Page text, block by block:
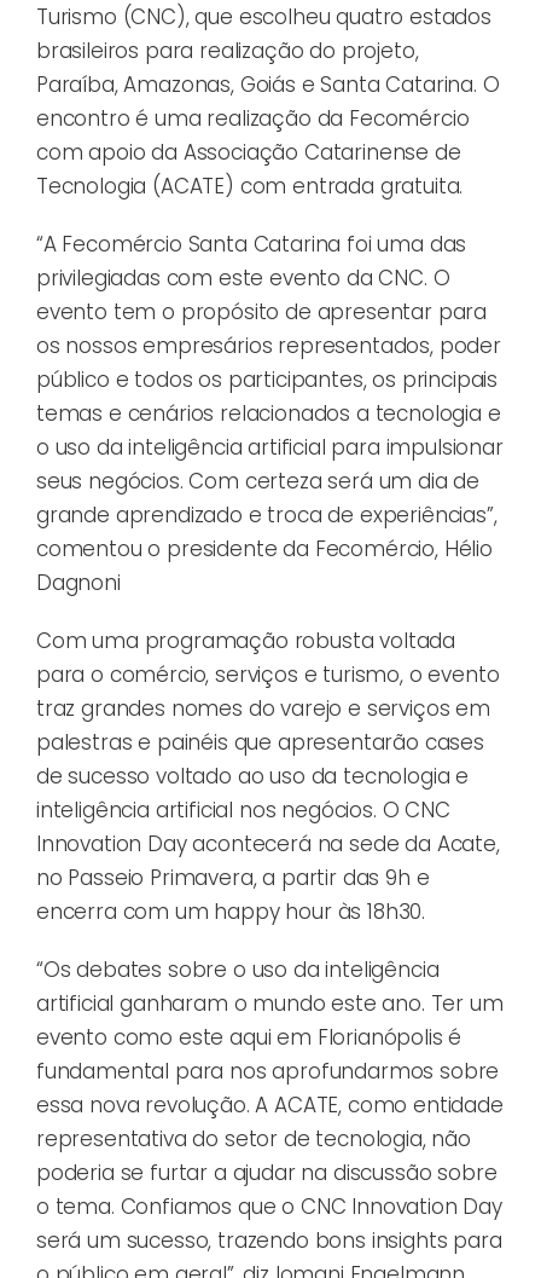
Turismo (CNC), que escolheu quatro estados
brasileiros para realização do projeto,
Paraíba, Amazonas, Goiás e Santa Catarina. O
encontro é uma realização da Fecomércio
com apoio da Associação Catarinense de
Tecnologia (ACATE) com entrada gratuita.
“A Fecomércio Santa Catarina foi uma das
privilegiadas com este evento da CNC. O
evento tem o propósito de apresentar para
os nossos empresários representados, poder
público e todos os participantes, os principais
temas e cenários relacionados a tecnologia e
o uso da inteligência artificial para impulsionar
seus negócios. Com certeza será um dia de
grande aprendizado e troca de experiências”,
comentou o presidente da Fecomércio, Hélio
Dagnoni
Com uma programação robusta voltada
para o comércio, serviços e turismo, o evento
traz grandes nomes do varejo e serviços em
palestras e painéis que apresentarão cases
de sucesso voltado ao uso da tecnologia e
inteligência artificial nos negócios. O CNC
Innovation Day acontecerá na sede da Acate,
no Passeio Primavera, a partir das 9h e
encerra com um happy hour às 18h30.
“Os debates sobre o uso da inteligência
artificial ganharam o mundo este ano. Ter um
evento como este aqui em Florianópolis é
fundamental para nos aprofundarmos sobre
essa nova revolução. A ACATE, como entidade
representativa do setor de tecnologia, não
poderia se furtar a ajudar na discussão sobre
o tema. Confiamos que o CNC Innovation Day
será um sucesso, trazendo bons insights para